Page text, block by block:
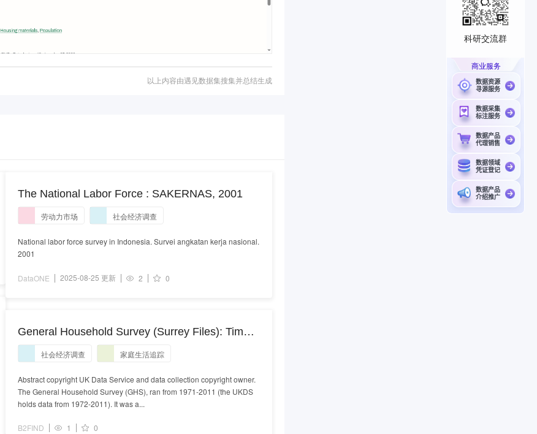
以上内容由遇见数据集搜集并总结生成
The National Labor Force : SAKERNAS, 2001
劳动力市场 社会经济调查
National labor force survey in Indonesia. Survei angkatan kerja nasional.
2001
DataONE 2025-08-25 更新 2 0
General Household Survey (Surrey Files): Time
Series, 1973-1982
社会经济调查 家庭生活追踪
Abstract copyright UK Data Service and data collection copyright owner.
The General Household Survey (GHS), ran from 1971-2011 (the UKDS
holds data from 1972-2011). It was a...
B2FIND 1 0
科研交流群
商业服务
数据资源
寻源服务
数据采集
标注服务
数据产品
代理销售
数据领域
凭证登记
数据产品
介绍推广